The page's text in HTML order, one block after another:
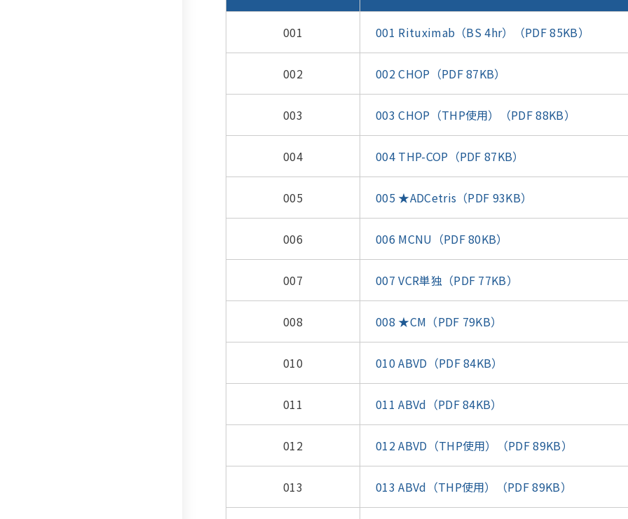
001 001 Rituximab（BS 4hr）（PDF 85KB）
002 002 CHOP（PDF 87KB）
003 003 CHOP（THP使用）（PDF 88KB）
004 004 THP-COP（PDF 87KB）
005 005 ★ADCetris（PDF 93KB）
006 006 MCNU（PDF 80KB）
007 007 VCR単独（PDF 77KB）
008 008 ★CM（PDF 79KB）
010 010 ABVD（PDF 84KB）
011 011 ABVd（PDF 84KB）
012 012 ABVD（THP使用）（PDF 89KB）
013 013 ABVd（THP使用）（PDF 89KB）